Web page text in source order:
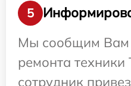
5
Мы сообщим Вам
ремонта
сотрудник